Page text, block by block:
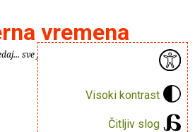
Visoki kontrast
Čitljiv slog
vremena
sve je puno knjiga.